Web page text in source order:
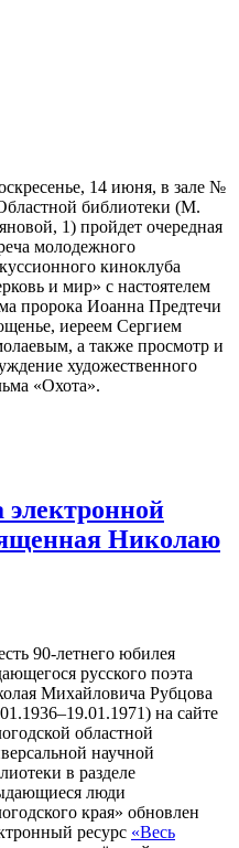
14 июня, в зале №
библиотеки (М.
1) пройдет очередная
молодежного
киноклуба
и мир» с настоятелем
пророка Иоанна Предтечи
иереем Сергием
а также просмотр и
художественного
«Охота».
электронной
Николаю
90-летнего юбилея
русского поэта
Михайловича Рубцова
на сайте
областной
научной
в разделе
люди
края» обновлен
ресурс «Весь